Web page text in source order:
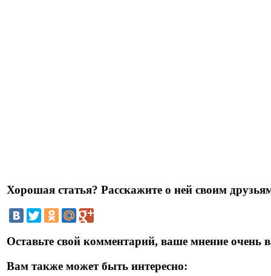
Хорошая статья? Расскажите о ней своим
Оставьте свой комментарий, ваше мнение очень
Вам также может быть интересно: